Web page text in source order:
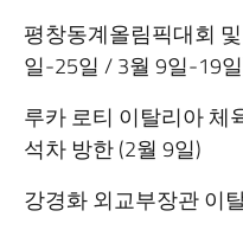
평창동계올림픽대회
일-25일 / 3월 9일-19
루카 로티 이탈리아 체
석차 방한 (2월 9일)
강경화 외교부장관 이